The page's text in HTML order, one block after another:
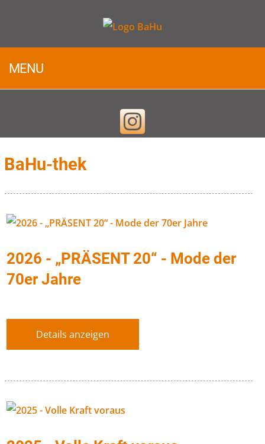
MENU
BaHu-thek
2026 - „PRÄSENT 20“ - Mode der
70er Jahre
Details anzeigen